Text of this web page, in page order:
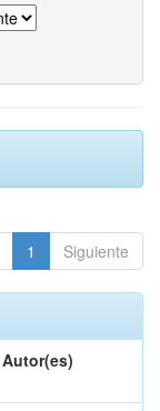
1 Siguiente
Autor(es)